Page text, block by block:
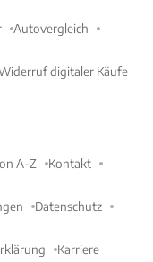
Autovergleich
digitaler Käufe
A-Z Kontakt
Datenschutz
Karriere